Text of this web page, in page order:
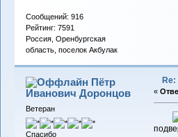
Сообщений: 916
Рейтинг: 7591
Россия, Оренбургская
область, поселок Акбулак
Пётр
Иванович Доронцов
Ветеран
Спасибо
«